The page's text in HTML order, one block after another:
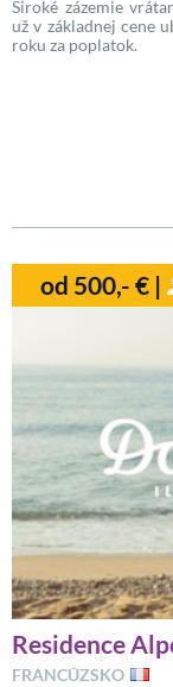
Široké zázemie
už v základnej cene
roku za poplatok.
od 500,- € |
Residence
FRANCÚZSKO